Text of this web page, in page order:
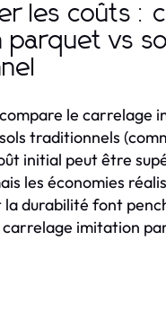
les coûts :
parquet vs sol
le carrelage
traditionnels
initial peut être
les économies
durabilité font
imitation